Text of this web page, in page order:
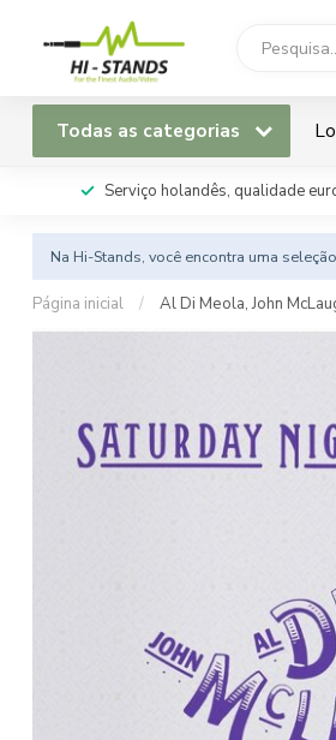
Todas as categorias
Serviço holandês, qualidade
Na Hi-Stands, você encontra uma
Página inicial / Al Di Meola, John